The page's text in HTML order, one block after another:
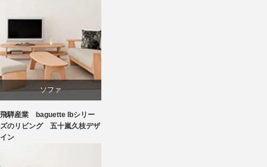
ソファ
ビーチ
飛騨産業 baguette lbシリー
ズのリビング 五十嵐久枝デザ
イン